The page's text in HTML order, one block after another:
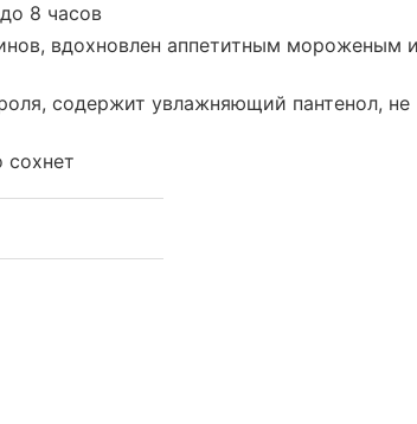
8 часов
вдохновлен аппетитным мороженым
содержит увлажняющий пантенол, не